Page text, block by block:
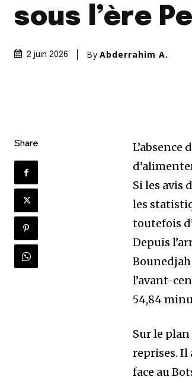
sous l’ère
2 juin 2026 By Abderrahim A.
Share
Si les avis
les
toutefois
Depuis
l’avant-
54,84
Sur le
reprises. Il
face au